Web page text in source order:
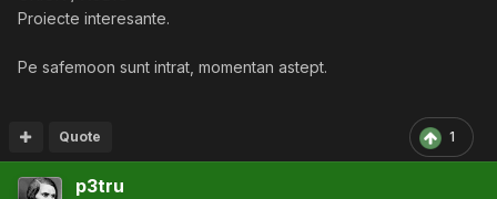
Proiecte interesante.
Pe safemoon sunt intrat, momentan astept.
1
Quote
p3tru